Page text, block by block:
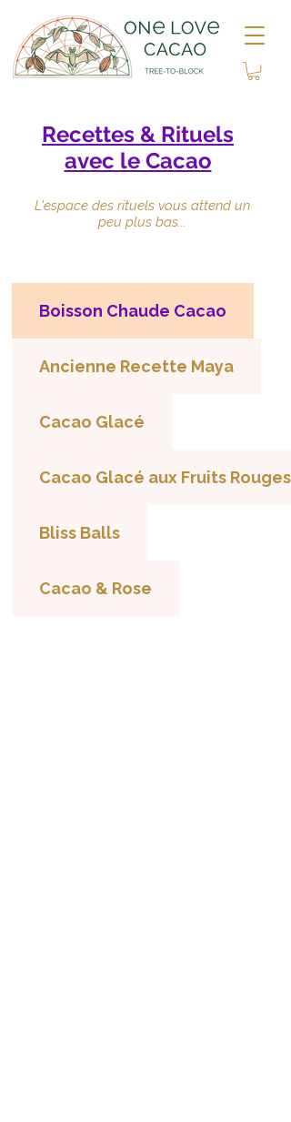
Recettes & Rituels
avec le Cacao
L'espace des rituels vous attend un
peu plus bas...
Boisson Chaude Cacao
Ancienne Recette Maya
Cacao Glacé
Cacao Glacé aux Fruits Rouges
Bliss Balls
Cacao & Rose